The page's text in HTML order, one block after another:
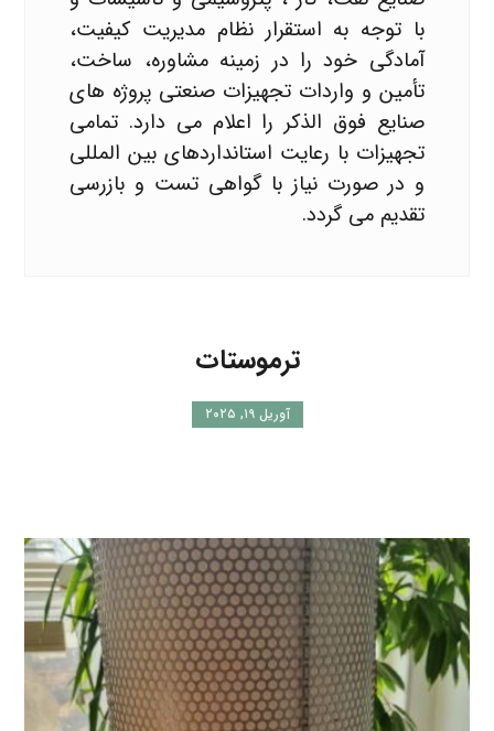
با توجه به استقرار نظام مديريت كيفيت،
آمادگي خود را در زمينه مشاوره، ساخت،
تأمين و واردات تجهيزات صنعتی پروژه های
صنايع فوق الذكر را اعلام می دارد. تمامی
تجهيزات با رعايت استانداردهای بين المللی
و در صورت نياز با گواهی تست و بازرسی
تقديم می گردد.
ترموستات
آوریل ۱۹, ۲۰۲۵